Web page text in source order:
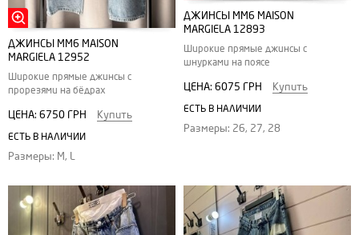
ДЖИНСЫ MM6 MAISON
MARGIELA 12952
Широкие прямые джинсы с
прорезями на бёдрах
ЦЕНА: 6750 ГРН Купить
ЕСТЬ В НАЛИЧИИ
Размеры: M, L
ДЖИНСЫ MM6 MAISON
MARGIELA 12893
Широкие прямые джинсы с
шнурками на поясе
ЦЕНА: 6075 ГРН Купить
ЕСТЬ В НАЛИЧИИ
Размеры: 26, 27, 28